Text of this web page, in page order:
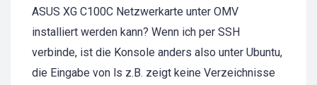
ASUS XG C100C Netzwerkarte unter OMV
installiert werden kann? Wenn ich per SSH
verbinde, ist die Konsole anders also unter Ubuntu,
die Eingabe von ls z.B. zeigt keine Verzeichnisse